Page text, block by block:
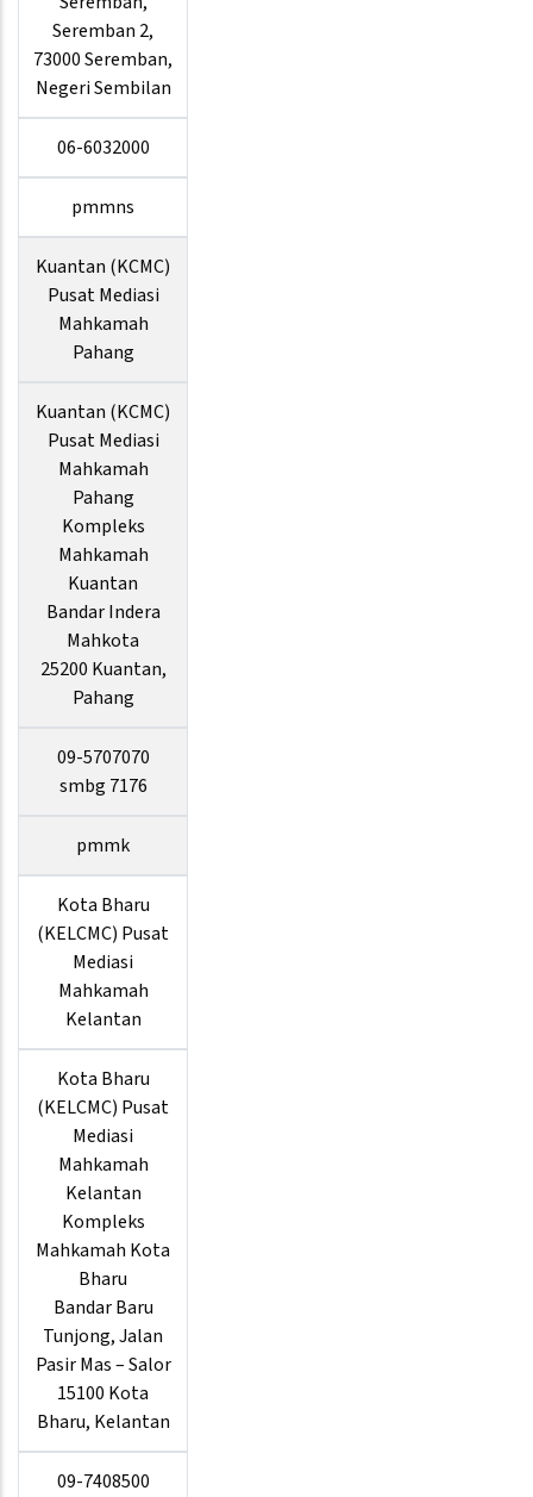
Seremban 2,
73000 Seremban,
Negeri Sembilan
06-6032000
pmmns
Kuantan (KCMC)
Pusat Mediasi
Mahkamah
Pahang
Kuantan (KCMC)
Pusat Mediasi
Mahkamah
Pahang
Kompleks
Mahkamah
Kuantan
Bandar Indera
Mahkota
25200 Kuantan,
Pahang
09-5707070
smbg 7176
pmmk
Kota Bharu
(KELCMC) Pusat
Mediasi
Mahkamah
Kelantan
Kota Bharu
(KELCMC) Pusat
Mediasi
Mahkamah
Kelantan
Kompleks
Mahkamah Kota
Bharu
Bandar Baru
Tunjong, Jalan
Pasir Mas – Salor
15100 Kota
Bharu, Kelantan
09-7408500